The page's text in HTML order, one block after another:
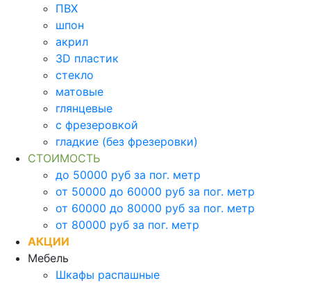
ПВХ
шпон
акрил
3D пластик
стекло
матовые
глянцевые
с фрезеровкой
гладкие (без фрезеровки)
СТОИМОСТЬ
до 50000 руб за пог. метр
от 50000 до 60000 руб за пог. метр
от 60000 до 80000 руб за пог. метр
от 80000 руб за пог. метр
АКЦИИ
Мебель
Шкафы распашные